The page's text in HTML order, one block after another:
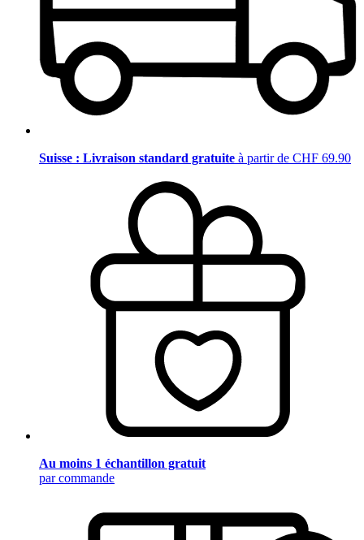
Suisse : Livraison standard gratuite à partir de CHF 69.90
Au moins 1 échantillon gratuit
par commande